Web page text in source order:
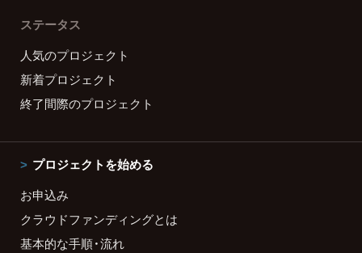
ステータス
人気のプロジェクト
新着プロジェクト
終了間際のプロジェクト
プロジェクトを始める
お申込み
クラウドファンディングとは
基本的な手順・流れ